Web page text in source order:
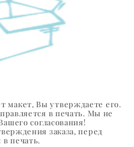
макет, Вы утверждаете его.
в печать. Мы не
согласования!
заказа, перед
в печать.